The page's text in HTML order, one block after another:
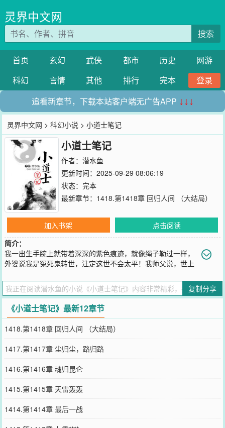
灵界中文网
搜索
首页 玄幻 武侠 都市 历史
网游
科幻
言情 其他 排行 完本
登录
追看新章节，下载本站客户端无广告APP ↓↓↓
灵界中文网 >科幻小说 > 小道士笔记
小道士笔记
作者： 潜水鱼
更新时间：2025-09-29 08:06:19
状态：完本
最新章节： 1418.第1418章 回归人间 （大结局）
加入书架
点击阅读
简介：
我一出生手腕上就带着深深的紫色痕迹，就像绳子勒过一样，
外婆说我是冤死鬼转世，注定这世不会太平！我师父说，世上
煌的理想，但是我从来没想到会成为一个小道士！成为隐秘宗派的传
人，从此走向了诡谲奇异的玄术江湖...远古的传说，隐秘的宗派，灵
婴小剑童，断头飞降，守护别墅的看门尸，吸金盘上的盗财鬼，黄金
塔下的运金奴，寻找钦天监留下的太古罗盘，洞开四
您要是觉得《
小道士笔记
》还不错的话请不要忘记向您QQ群和微博微
信里的朋友推荐哦！
复制分享
《小道士笔记》最新12章节
1418.第1418章 回归人间 （大结局）
1417.第1417章 尘归尘，路归路
1416.第1416章 魂归昆仑
1415.第1415章 天雷轰轰
1414.第1414章 最后一战